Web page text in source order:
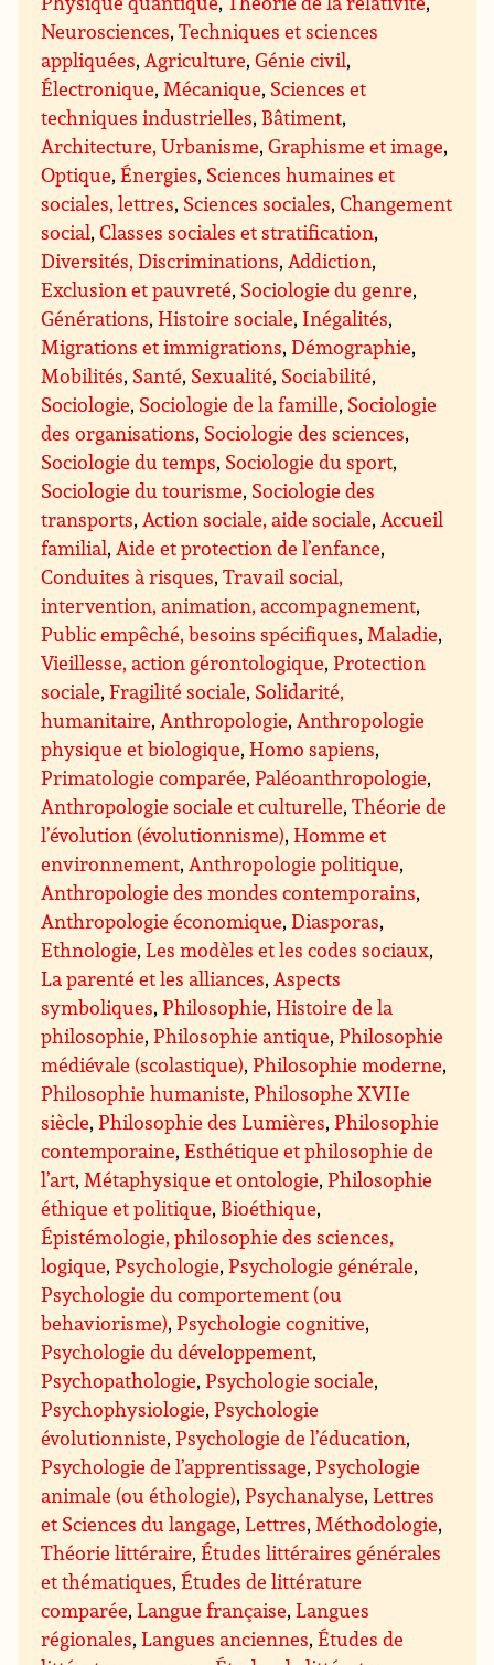
Neurosciences,Techniques et sciences
appliquées, Agriculture,Génie civil,
Électronique, Mécanique, Sciences et
techniques industrielles, Bâtiment,
Architecture, Urbanisme,Graphisme et image,
Optique,Énergies, Sciences humaines et
sociales, lettres, Sciences sociales,Changement
social,Classes sociales et stratification,
Diversités, Discriminations, Addiction,
Exclusion et pauvreté, Sociologie du genre,
Générations,Histoire sociale, Inégalités,
Migrations et immigrations,Démographie,
Mobilités, Santé, Sexualité, Sociabilité,
Sociologie, Sociologie de la famille, Sociologie
des organisations, Sociologie des sciences,
Sociologie du temps, Sociologie du sport,
Sociologie du tourisme, Sociologie des
transports, Action sociale, aide sociale, Accueil
familial, Aide et protection de l’enfance,
Conduites à risques,Travail social,
intervention, animation, accompagnement,
Public empêché, besoins spécifiques, Maladie,
Vieillesse, action gérontologique,Protection
sociale,Fragilité sociale, Solidarité,
humanitaire, Anthropologie, Anthropologie
physique et biologique,Homo sapiens,
Primatologie comparée,Paléoanthropologie,
Anthropologie sociale et culturelle,Théorie de
l’évolution (évolutionnisme),Homme et
environnement, Anthropologie politique,
Anthropologie des mondes contemporains,
Anthropologie économique,Diasporas,
Ethnologie,Les modèles et les codes sociaux,
La parenté et les alliances, Aspects
symboliques,Philosophie,Histoire de la
philosophie,Philosophie antique,Philosophie
médiévale (scolastique),Philosophie moderne,
Philosophie humaniste,Philosophe XVIIe
siècle,Philosophie des Lumières,Philosophie
contemporaine,Esthétique et philosophie de
l’art, Métaphysique et ontologie,Philosophie
éthique et politique, Bioéthique,
Épistémologie, philosophie des sciences,
logique,Psychologie,Psychologie générale,
Psychologie du comportement (ou
behaviorisme),Psychologie cognitive,
Psychologie du développement,
Psychopathologie,Psychologie sociale,
Psychophysiologie,Psychologie
évolutionniste,Psychologie de l’éducation,
Psychologie de l’apprentissage,Psychologie
animale (ou éthologie),Psychanalyse,Lettres
et Sciences du langage,Lettres, Méthodologie,
Théorie littéraire,Études littéraires générales
et thématiques,Études de littérature
comparée,Langue française,Langues
régionales,Langues anciennes,Études de